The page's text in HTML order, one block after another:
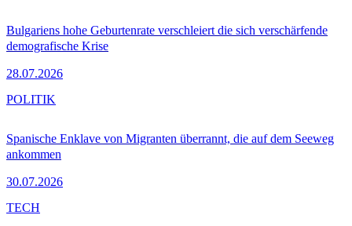
Bulgariens hohe Geburtenrate verschleiert die sich verschärfende
demografische Krise
28.07.2026
Spanische Enklave von Migranten überrannt, die auf dem Seeweg
ankommen
30.07.2026
POLITIK
TECH